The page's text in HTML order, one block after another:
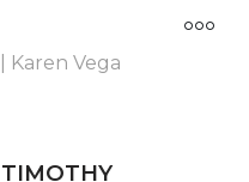
Karen Vega
TIMOTHY